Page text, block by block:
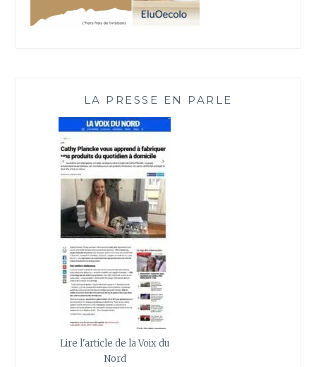
LA PRESSE EN PARLE
Lire l'article de la Voix du
Nord